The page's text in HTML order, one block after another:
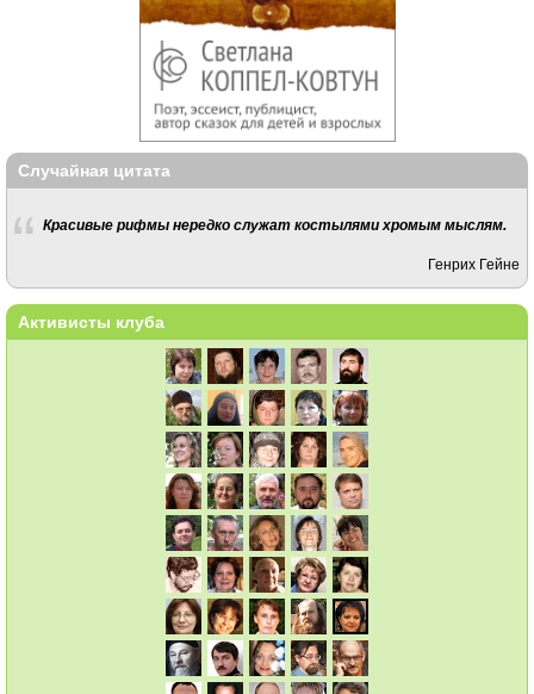
Случайная цитата
Красивые рифмы нередко служат костылями хромым мыслям.
Генрих Гейне
Активисты клуба